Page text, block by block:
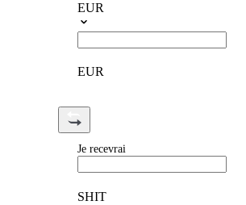
EUR
EUR
Je recevrai
SHIT